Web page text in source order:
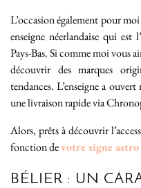
L’occasion également pour
enseigne néerlandaise qui est
Pays-Bas. Si comme moi vous
découvrir des marques
tendances. L’enseigne a
une livraison rapide via
Alors, prêts à découvrir
fonction devotre signe astro
BÉLIER : UN